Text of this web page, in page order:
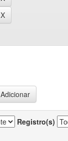
Registro(s)